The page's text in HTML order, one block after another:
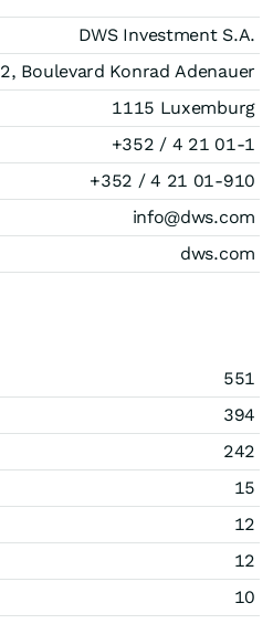
DWS Investment S.A.
2, Boulevard Konrad Adenauer
1115 Luxemburg
+352 / 4 21 01-1
+352 / 4 21 01-910
info@dws.com
dws.com
551
394
242
15
12
12
10